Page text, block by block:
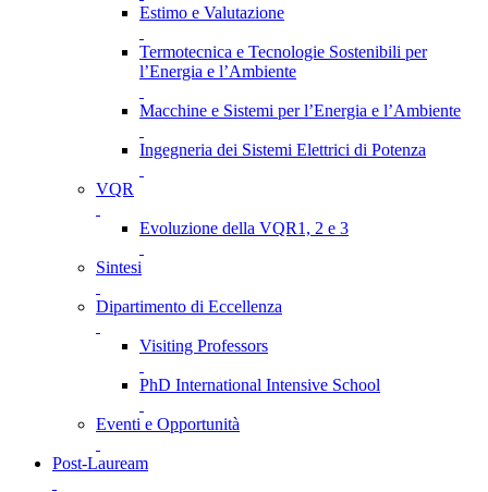
Estimo e Valutazione
Termotecnica e Tecnologie Sostenibili per
l’Energia e l’Ambiente
Macchine e Sistemi per l’Energia e l’Ambiente
Ingegneria dei Sistemi Elettrici di Potenza
VQR
Evoluzione della VQR1, 2 e 3
Sintesi
Dipartimento di Eccellenza
Visiting Professors
PhD International Intensive School
Eventi e Opportunità
Post-Lauream